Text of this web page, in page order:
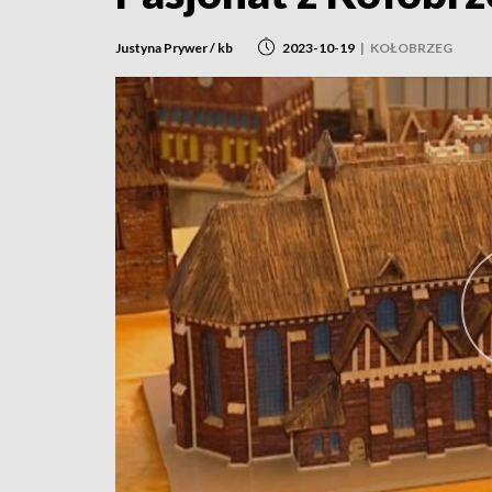
Justyna Prywer / kb 2023-10-19 | KOŁOBRZEG